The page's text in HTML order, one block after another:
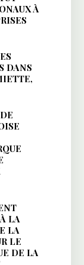
À
DANS
LA
LA
LE
DE LA